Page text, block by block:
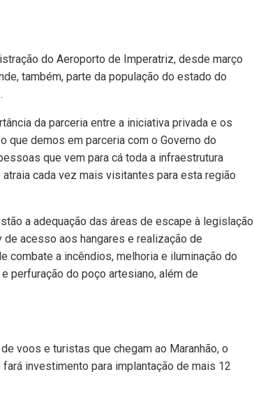
do Aeroporto de Imperatriz, desde março
também, parte da população do estado do
da parceria entre a iniciativa privada e os
que demos em parceria com o Governo do
que vem para cá toda a infraestrutura
cada vez mais visitantes para esta região
a adequação das áreas de escape à legislação
acesso aos hangares e realização de
combate a incêndios, melhoria e iluminação do
perfuração do poço artesiano, além de
voos e turistas que chegam ao Maranhão, o
investimento para implantação de mais 12